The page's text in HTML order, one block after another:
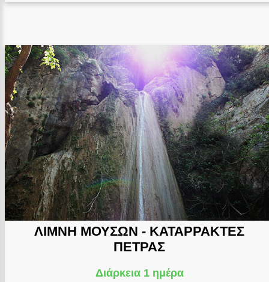
ΛΙΜΝΗ ΜΟΥΣΩΝ - ΚΑΤΑΡΡΑΚΤΕΣ
ΠΕΤΡΑΣ
Διάρκεια 1 ημέρα